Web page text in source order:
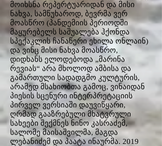
მოიხსნა რეპერტუარიდან და მისი
ნახვა, სამწუხაროდ, ბევრმა ვერ
მოასწრო (პანდემიის პერიოდში
მაყურებელს საშუალება ჰქონდა
სპექაკლის ჩანაწერი ეხილა ონლაინ)
და ვინც მისი ნახვა მოასწრო,
დიდხანს ელოდებოდა „მარინა
რევიას“ არა მხოლოდ ამბისა და
გამართული სადადგმო კულტურის,
არამედ მსახიობთა გამოც, ვინაიდან
პიესის სცენური ინტერპრეტაციის
პირველ ვერსიაში დაუვიწყარი,
ღრმად გააზრებული მხატვრული
სახეები შექმნეს ნინო კასრაძემ,
სალომე მაისაშვილმა, მაგდა
ლებანიძემ და პაატა ინაურმა. 2019